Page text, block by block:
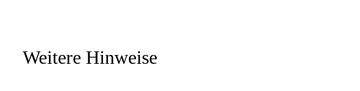
Weitere Hinweise